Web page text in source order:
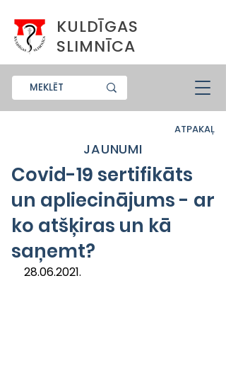
KULDĪGAS
SLIMNĪCA
ATPAKAĻ
JAUNUMI
Covid-19 sertifikāts
un apliecinājums - ar
ko atšķiras un kā
saņemt?
28.06.2021.